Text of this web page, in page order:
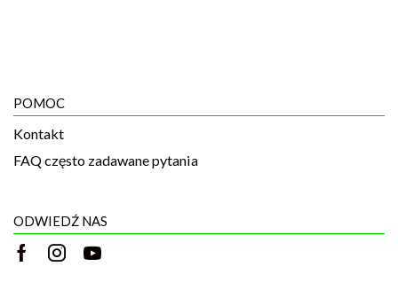
POMOC
Kontakt
FAQ często zadawane pytania
ODWIEDŹ NAS